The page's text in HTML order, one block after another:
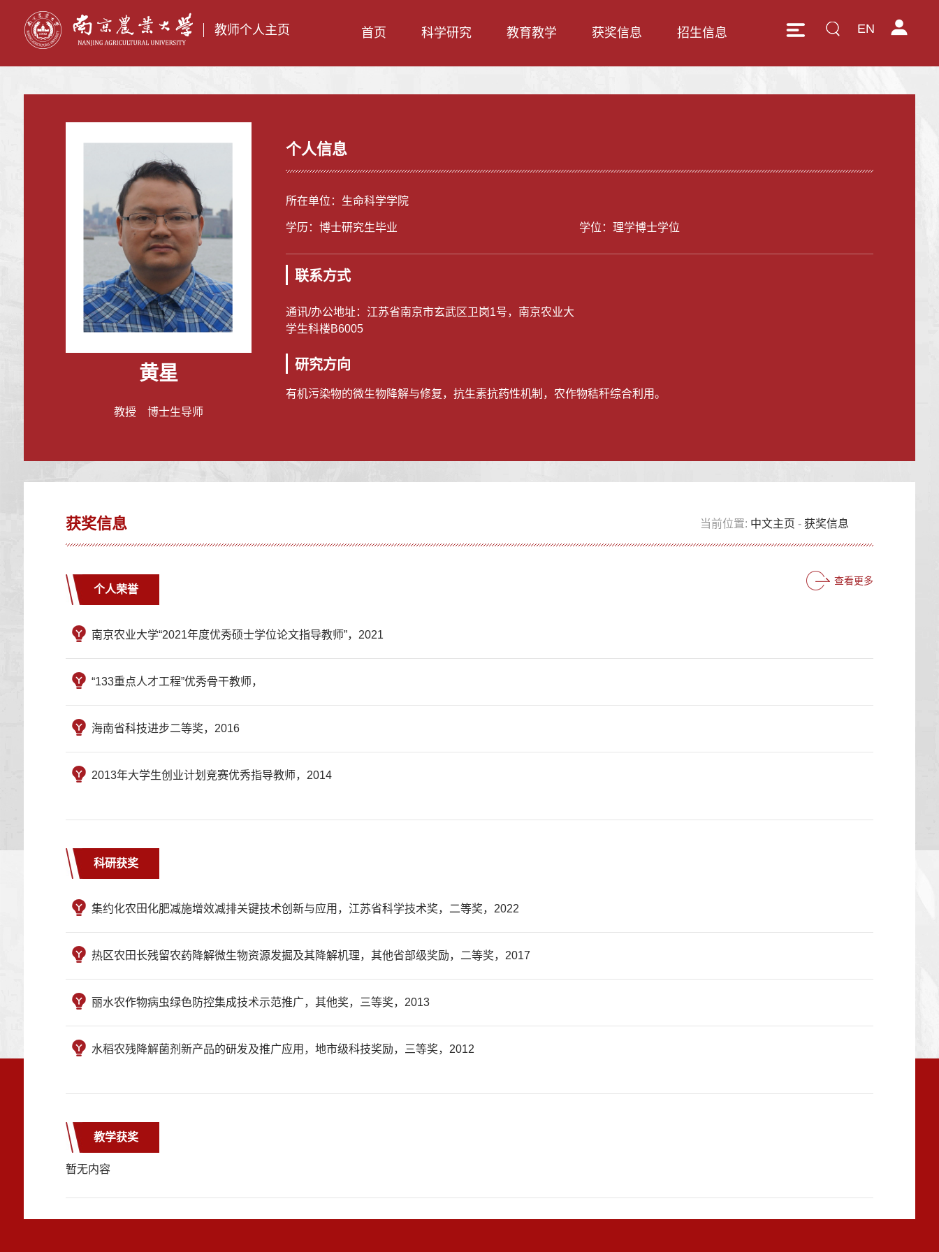
教师个人主页 EN
首页 科学研究 教育教学 获奖信息 招生信息
黄星
教授 博士生导师
个人信息
所在单位：生命科学学院
学历：博士研究生毕业 学位：理学博士学位
联系方式
通讯/办公地址： 江苏省南京市玄武区卫岗1号，南京农业大
学生科楼B6005
研究方向
有机污染物的微生物降解与修复，抗生素抗药性机制，农作物秸秆综合利用。
获奖信息 当前位置: 中文主页 -获奖信息
个人荣誉
查看更多
南京农业大学“2021年度优秀硕士学位论文指导教师”，2021
“133重点人才工程”优秀骨干教师，
海南省科技进步二等奖，2016
2013年大学生创业计划竞赛优秀指导教师，2014
科研获奖
集约化农田化肥减施增效减排关键技术创新与应用，江苏省科学技术奖，二等奖，2022
热区农田长残留农药降解微生物资源发掘及其降解机理，其他省部级奖励，二等奖，2017
丽水农作物病虫绿色防控集成技术示范推广，其他奖，三等奖，2013
水稻农残降解菌剂新产品的研发及推广应用，地市级科技奖励，三等奖，2012
教学获奖
暂无内容